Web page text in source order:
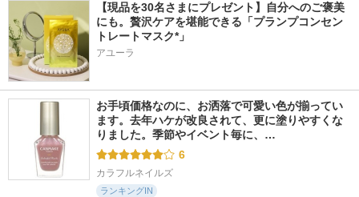
【現品を30名さまにプレゼント】自分へのご褒美
にも。贅沢ケアを堪能できる「プランプコンセン
トレートマスク*」
アユーラ
お手頃価格なのに、お洒落で可愛い色が揃ってい
ます。去年ハケが改良されて、更に塗りやすくな
りました。季節やイベント毎に、…
6
カラフルネイルズ
ランキングIN